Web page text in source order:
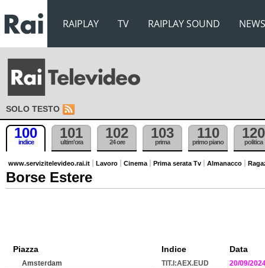
RAIPLAY TV RAIPLAY SOUND NEWS
SOLO TESTO
100
indice
101
ultim'ora
102
24 ore
103
prima
110
primo piano
120
politica
www.servizitelevideo.rai.it Lavoro Cinema Prima serata Tv Almanacco
Borse Estere
Piazza Indice Data
Amsterdam TIT.I:AEX.EUD
20/09/